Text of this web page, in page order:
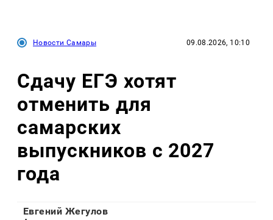
Новости Самары 09.08.2026, 10:10
Сдачу ЕГЭ хотят
отменить для
самарских
выпускников с 2027
года
Евгений Жегулов